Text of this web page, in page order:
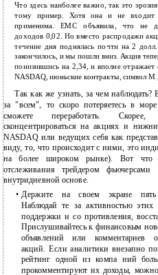
Что здесь наиболее важно, так это
тому пример. Хотя она и не входит
применима. ЕМС объявила, что не
доходов 0,02. Но вместо распродажи
течение дня поднялась почти на 2
закончилось, и мы пошли вниз. Акция
понизившись на 2,34, и вполне
NASDAQ, июньские контракты, символ
Так как же узнать, за чем наблюдать?
за "всем", то скоро потеряетесь в
сможете переработать. Скорее,
сконцентрироваться на акциях и
NASDAQ или ведущих себя как
виду, то, что происходит с ними, это
на более широком рынке). Вот
отслеживания трейдером
внутридневной основе.
• Держите на своем экране
Наблюдай те за активностью
поддержки и со противления,
Прислушивайтесь к финансовым
объявлений или комментариев
акций. Если аналитики внезапно
рейтинг одной из компа ний
прокомментируют их доходы,